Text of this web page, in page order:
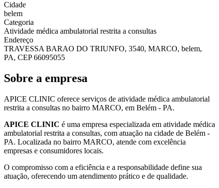
Cidade
belem
Categoria
Atividade médica ambulatorial restrita a consultas
Endereço
TRAVESSA BARAO DO TRIUNFO, 3540, MARCO, belem,
PA, CEP 66095055
Sobre a empresa
APICE CLINIC oferece serviços de atividade médica ambulatorial
restrita a consultas no bairro MARCO, em Belém - PA.
APICE CLINIC é uma empresa especializada em atividade médica
ambulatorial restrita a consultas, com atuação na cidade de Belém -
PA. Localizada no bairro MARCO, atende com excelência
empresas e consumidores locais.
O compromisso com a eficiência e a responsabilidade define sua
atuação, oferecendo um atendimento prático e de qualidade.